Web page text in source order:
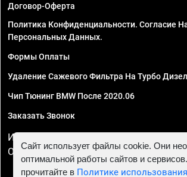
Договор-Оферта
Политика Конфиденциальности. Согласие
Персональных Данных.
Формы Оплаты
Удаление Сажевого Фильтра На Турбо
Чип Тюнинг BMW После 2020.06
Заказать Звонок
ИП Смирнов Георгий Павлович. ИНН
ОГРНИП 324470400032610
Сайт использует файлы cookie. Они
оптимальной работы сайтов и
прочитайте в Политике